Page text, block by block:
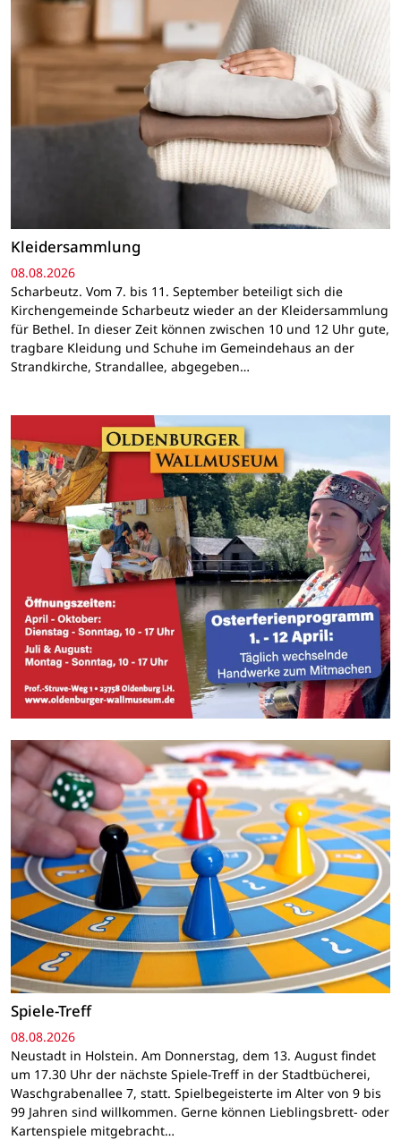
Kleidersammlung
08.08.2026
Scharbeutz. Vom 7. bis 11. September beteiligt sich die
Kirchengemeinde Scharbeutz wieder an der Kleidersammlung
für Bethel. In dieser Zeit können zwischen 10 und 12 Uhr gute,
tragbare Kleidung und Schuhe im Gemeindehaus an der
Strandkirche, Strandallee, abgegeben…
Spiele-Treff
08.08.2026
Neustadt in Holstein. Am Donnerstag, dem 13. August findet
um 17.30 Uhr der nächste Spiele-Treff in der Stadtbücherei,
Waschgrabenallee 7, statt. Spielbegeisterte im Alter von 9 bis
99 Jahren sind willkommen. Gerne können Lieblingsbrett- oder
Kartenspiele mitgebracht…